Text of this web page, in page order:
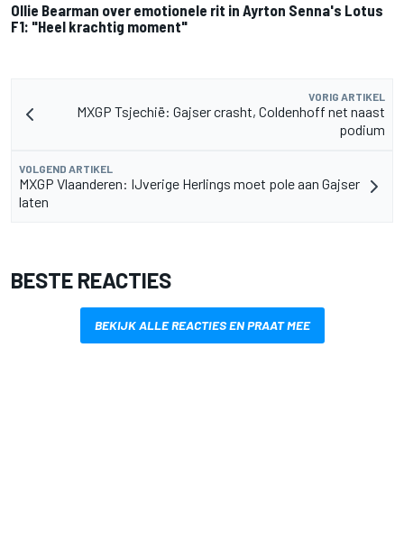
Ollie Bearman over emotionele rit in Ayrton Senna's Lotus
F1: "Heel krachtig moment"
VORIG ARTIKEL
MXGP Tsjechië: Gajser crasht, Coldenhoff net naast
podium
VOLGEND ARTIKEL
MXGP Vlaanderen: IJverige Herlings moet pole aan Gajser
laten
BESTE REACTIES
BEKIJK ALLE REACTIES EN PRAAT MEE